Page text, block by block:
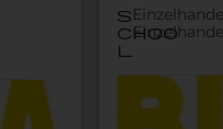
s
choo
l